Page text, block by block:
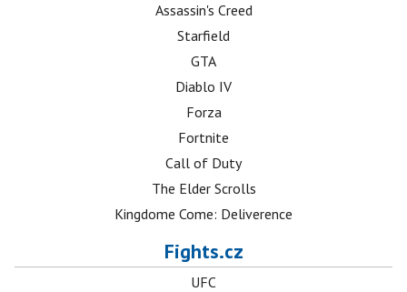
Assassin's Creed
Starfield
GTA
Diablo IV
Forza
Fortnite
Call of Duty
The Elder Scrolls
Kingdome Come: Deliverence
Fights.cz
UFC